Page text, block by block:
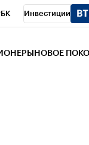
Инвестиции
НОВОЕ